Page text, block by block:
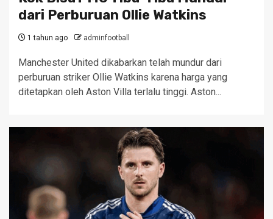
dari Perburuan Ollie Watkins
1 tahun ago adminfootball
Manchester United dikabarkan telah mundur dari
perburuan striker Ollie Watkins karena harga yang
ditetapkan oleh Aston Villa terlalu tinggi. Aston...